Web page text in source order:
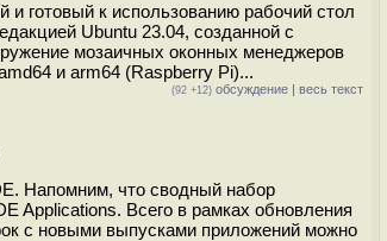
готовый к использованию рабочий стол
Ubuntu 23.04, созданной с
мозаичных оконных менеджеров
и arm64 (Raspberry Pi)...
(92 +12) обсуждение | весь текст
Напомним, что сводный набор
Applications. Всего в рамках обновления
с новыми выпусками приложений можно